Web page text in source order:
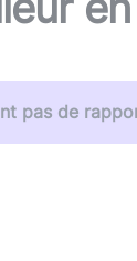
pas de